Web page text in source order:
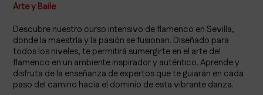
Arte y Baile
Descubre nuestro curso intensivo de flamenco en Sevilla,
donde la maestría y la pasión se fusionan. Diseñado para
todos los niveles, te permitirá sumergirte en el arte del
flamenco en un ambiente inspirador y auténtico. Aprende y
disfruta de la enseñanza de expertos que te guiarán en cada
paso del camino hacia el dominio de esta vibrante danza.